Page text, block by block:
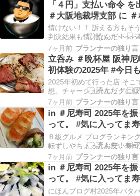
思った。しゃーないな。
クス
「４円」支払い命令 を
＃大阪地裁堺支部 に ＃
でやねん ！！ ( ﾟДﾟ) っ
ったわ！！ ( ﾟДﾟ)
情けない！！ 訴える方もそう
判決結果も情けない！~~~~~
査中の警察官が無断駐車、「
支払い命令…苦情受け２０分
動でも「管理する男性の権利
と認定読売新聞オンラインの
ページ2026/01/17 09:30 ひき
件を捜査していた警察官が
め…
7ヶ月前 プランナーの独り言
立呑み ＃晩杯屋 阪神尼
初体験の2025年 #今日
しい物を求めて
2025年初めて行った店 そこ
想。チャーシューエッグに
ベーコンエッグこれは初体験
がいい。 ゴーヤの漬物だった
級グルメ満載そして関東風の
ほうれん草のお浸し最初はビ
炙りチーズ。これで始まった
あまりの安さに色々頼んだ
杯屋さん不親切な…
7ヶ月前 プランナーの独り言
in ＃尼寿司 2025年を振
って。 #気に入ってま
ゃんと茹でられた ＃エ
うまいねん。
Ｂ級グルメ ブログランキン
転ずしやちょっとお安い寿
でエビをなかなか注文するこ
い。最近は ★赤海老 とかで
高めに設定しているところ
が、ここのエビはシンプルに
らの茹で海老なのだがパサ
7ヶ月前 プランナーの独り言
in ＃尼寿司 2025年を振
って。 #気に入ってま
し身厚の切り口がコリ
にほんブログ村2025年バタ